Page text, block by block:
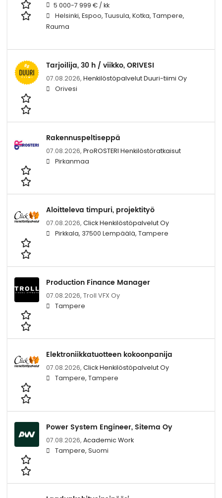
5 000-7 999 € / kk
Helsinki, Espoo, Tuusula, Kotka, Tampere,
Rauma
Tarjoilija, 30 h / viikko, ORIVESI
07.08.2026, Henkilöstöpalvelut Duuri-tiimi Oy
Orivesi
Rakennuspeltiseppä
07.08.2026, ProROSTERI Henkilöstöratkaisut
Pirkanmaa
Aloitteleva timpuri, projektityö
07.08.2026, Click Henkilöstöpalvelut Oy
Pirkkala, 37500 Lempäälä, Tampere
Production Finance Manager
07.08.2026, Troll VFX Oy
Tampere
Elektroniikkatuotteen kokoonpanija
07.08.2026, Click Henkilöstöpalvelut Oy
Tampere, Tampere
Power System Engineer, Sitema Oy
07.08.2026, Academic Work
Tampere, Suomi